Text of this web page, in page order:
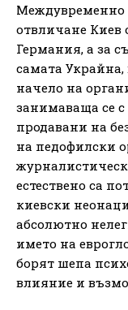
Междувременно
отвличане Киев
Германия, а за
самата Украйна,
начело на
занимаваща се
продавани на
на педофилски
естествено са
киевски
абсолютно
името на
борят шепа
влияние и